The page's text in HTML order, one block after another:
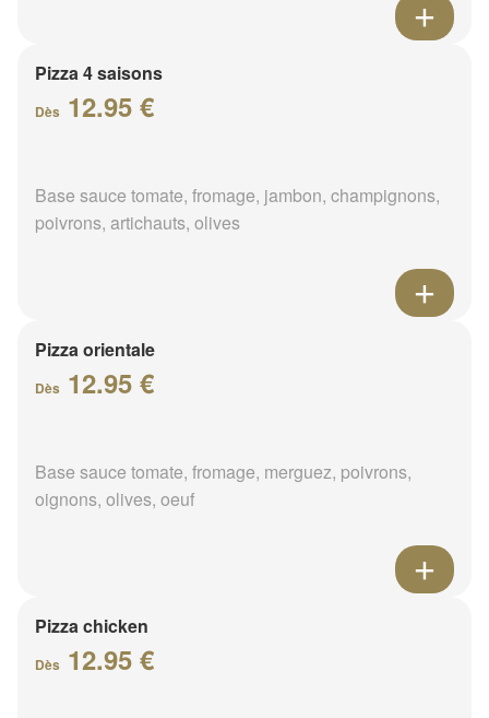
Pizza 4 saisons
Dès 12.95 €
Base sauce tomate, fromage, jambon, champignons,
poivrons, artichauts, olives
Pizza orientale
Dès 12.95 €
Base sauce tomate, fromage, merguez, poivrons,
oignons, olives, oeuf
Pizza chicken
Dès 12.95 €